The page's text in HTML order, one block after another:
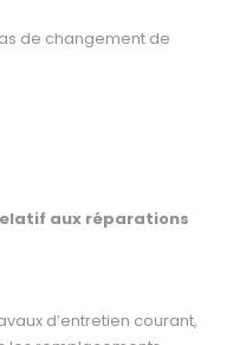
de changement de
aux réparations
d’entretien courant,